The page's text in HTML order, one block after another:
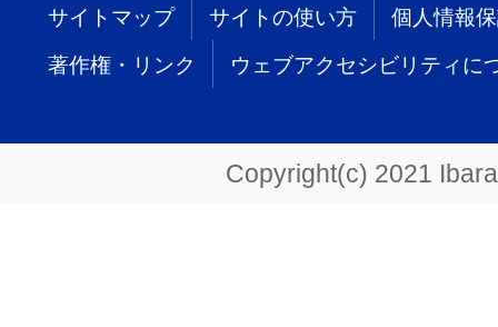
サイトマップ サイトの使い方 個人情報
著作権・リンク ウェブアクセシビリティに
Copyright(c) 2021